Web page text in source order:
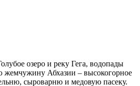
озеро и реку Гега, водопады
жемчужину Абхазии – высокогорное
сыроварню и медовую пасеку.